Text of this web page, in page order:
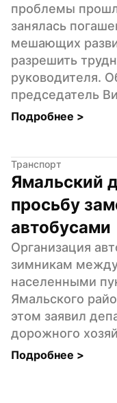
проблемы
занялась
мешающих
разрешить
руководителя.
председатель
Подробнее >
Транспорт
Ямальский
просьбу
автобусами
Организация
зимникам
населенными
Ямальского
этом заявил
дорожного
Подробнее >